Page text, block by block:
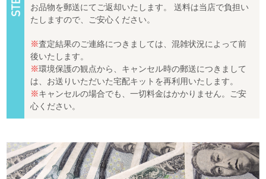
お品物を郵送にてご返却いたします。 送料は当店で負担い
たしますので、ご安心ください。
※査定結果のご連絡につきましては、混雑状況によって前
後いたします。
※環境保護の観点から、キャンセル時の郵送につきまして
は、お送りいただいた宅配キットを再利用いたします。
※キャンセルの場合でも、一切料金はかかりません。ご安
心ください。